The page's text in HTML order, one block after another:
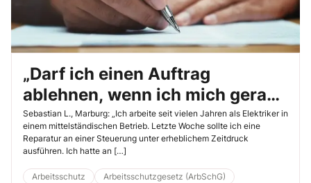
„Darf ich einen Auftrag
ablehnen, wenn ich mich gerade
nicht sicher fühle?“
Sebastian L., Marburg: „Ich arbeite seit vielen Jahren als Elektriker in
einem mittelständischen Betrieb. Letzte Woche sollte ich eine
Reparatur an einer Steuerung unter erheblichem Zeitdruck
ausführen. Ich hatte an […]
Arbeitsschutz
Arbeitsschutzgesetz (ArbSchG)